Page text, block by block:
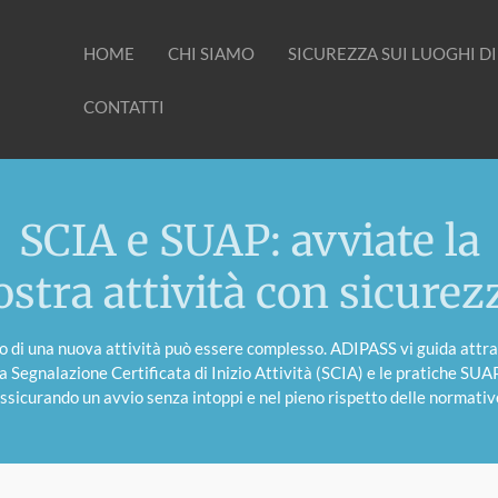
HOME CHI SIAMO SICUREZZA SUI LUOGHI
CONTATTI
SCIA e SUAP: avviate la
attività con
di una nuova attività può essere complesso. ADIPASS vi guida
Segnalazione Certificata di Inizio Attività (SCIA) e le pratiche
un avvio senza intoppi e nel pieno rispetto delle